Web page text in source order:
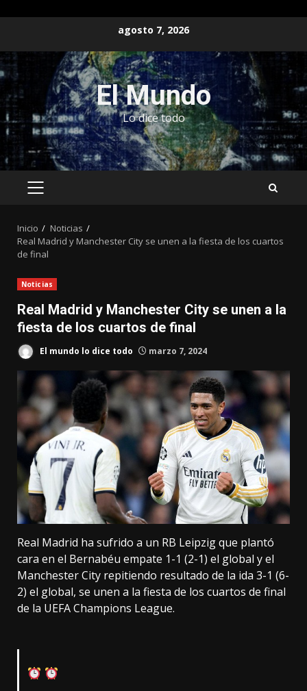
contenido
agosto 7, 2026
El Mundo
Lo dice todo
MENÚ
Inicio
Noticias
Real Madrid y Manchester City se unen a la fiesta de los cuartos
de final
Noticias
Real Madrid y Manchester City se unen a la
fiesta de los cuartos de final
El mundo lo dice todo marzo 7, 2024
Real Madrid ha sufrido a un RB Leipzig que plantó
cara en el Bernabéu empate 1-1 (2-1) el global y el
Manchester City repitiendo resultado de la ida 3-1 (6-
2) el global, se unen a la fiesta de los cuartos de final
de la UEFA Champions League.